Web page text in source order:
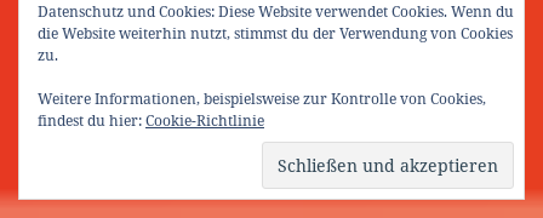
Datenschutz und Cookies: Diese Website verwendet Cookies. Wenn du
die Website weiterhin nutzt, stimmst du der Verwendung von Cookies
zu.
Weitere Informationen, beispielsweise zur Kontrolle von Cookies,
findest du hier:Cookie-Richtlinie